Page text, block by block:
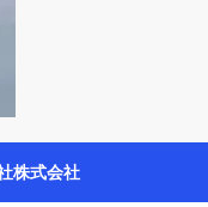
】も全力で楽しみます。
株式会社